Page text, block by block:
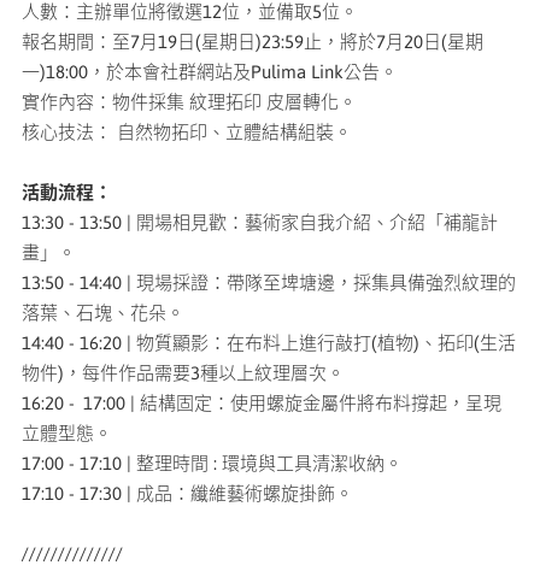
人數：主辦單位將徵選12位，並備取5位。
報名期間：至7月19日(星期日)23:59止，將於7月20日(星期
一)18:00，於本會社群網站及Pulima Link公告。
實作內容：物件採集 紋理拓印 皮層轉化。
核心技法： 自然物拓印、立體結構組裝。
活動流程：
13:30 - 13:50 | 開場相見歡：藝術家自我介紹、介紹「補龍計
畫」。
13:50 - 14:40 | 現場採證：帶隊至埤塘邊，採集具備強烈紋理的
落葉、石塊、花朵。
14:40 - 16:20 | 物質顯影：在布料上進行敲打(植物)、拓印(生活
物件)，每件作品需要3種以上紋理層次。
16:20 - 17:00 | 結構固定：使用螺旋金屬件將布料撐起，呈現
立體型態。
17:00 - 17:10 | 整理時間 : 環境與工具清潔收納。
17:10 - 17:30 | 成品：纖維藝術螺旋掛飾。
//////////////